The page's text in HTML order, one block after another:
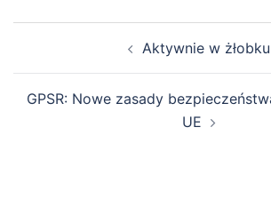
Aktywnie w żłobku
GPSR: Nowe zasady
UE